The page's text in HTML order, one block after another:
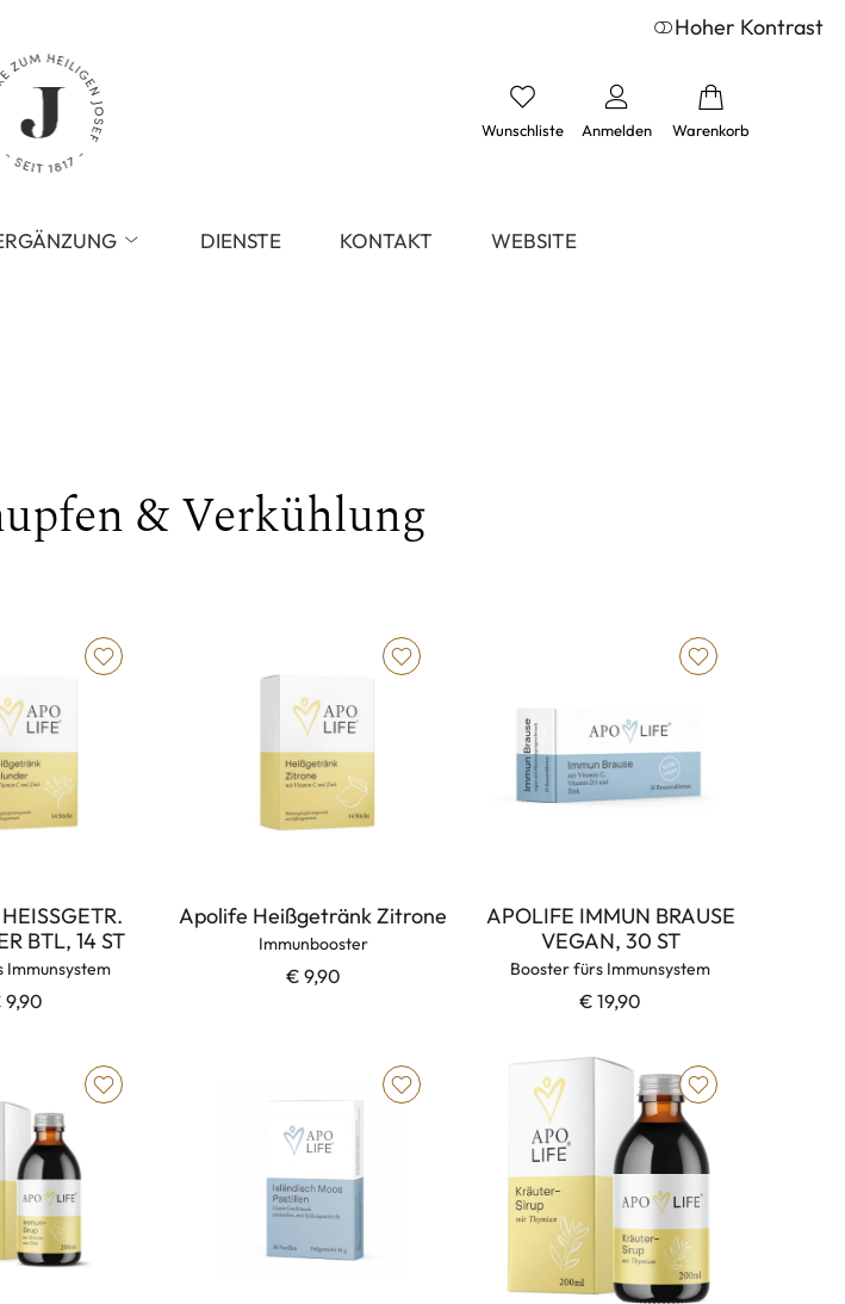
Hoher Kontrast
Wunschliste Anmelden Warenkorb
DIENSTE KONTAKT WEBSITE
& Verkühlung
BTL, 14 ST
Immunsystem
9,90
Apolife Heißgetränk Zitrone
Immunbooster
€ 9,90
APOLIFE IMMUN BRAUSE
VEGAN, 30 ST
Booster fürs Immunsystem
€ 19,90